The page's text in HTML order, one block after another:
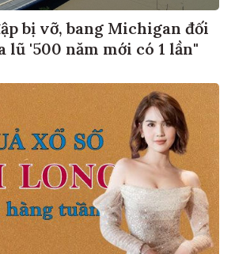
bị vỡ, bang Michigan đối
lũ '500 năm mới có 1 lần"